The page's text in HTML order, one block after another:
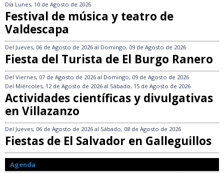
Día Lunes, 10 de Agosto de 2026
Festival de música y teatro de
Valdescapa
Del Jueves, 06 de Agosto de 2026 al Domingo, 09 de Agosto de 2026
Fiesta del Turista de El Burgo Ranero
Del Viernes, 07 de Agosto de 2026 al Domingo, 09 de Agosto de 2026
Del Miércoles, 12 de Agosto de 2026 al Sábado, 15 de Agosto de 2026
Actividades científicas y divulgativas
en Villazanzo
Del Jueves, 06 de Agosto de 2026 al Sábado, 08 de Agosto de 2026
Fiestas de El Salvador en Galleguillos
Agenda